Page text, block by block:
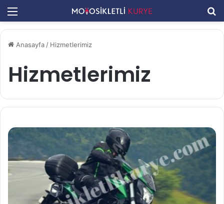
Anasayfa / Hizmetlerimiz
Hizmetlerimiz